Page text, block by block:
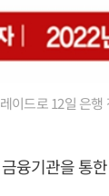
드로 12일 은행
융기관을 통